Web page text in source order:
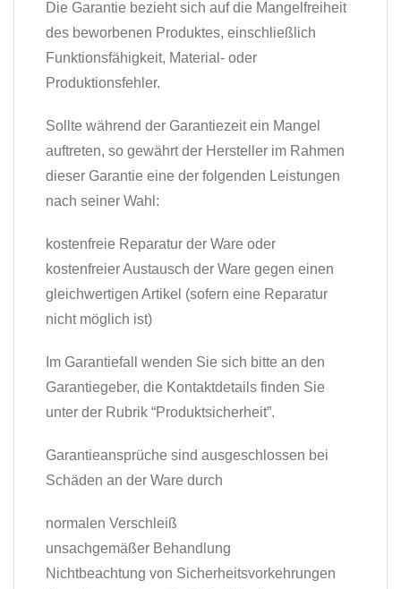
Die Garantie bezieht sich auf die Mangelfreiheit
des beworbenen Produktes, einschließlich
Funktionsfähigkeit, Material- oder
Produktionsfehler.
Sollte während der Garantiezeit ein Mangel
auftreten, so gewährt der Hersteller im Rahmen
dieser Garantie eine der folgenden Leistungen
nach seiner Wahl:
kostenfreie Reparatur der Ware oder
kostenfreier Austausch der Ware gegen einen
gleichwertigen Artikel (sofern eine Reparatur
nicht möglich ist)
Im Garantiefall wenden Sie sich bitte an den
Garantiegeber, die Kontaktdetails finden Sie
unter der Rubrik “Produktsicherheit”.
Garantieansprüche sind ausgeschlossen bei
Schäden an der Ware durch
normalen Verschleiß
unsachgemäßer Behandlung
Nichtbeachtung von Sicherheitsvorkehrungen